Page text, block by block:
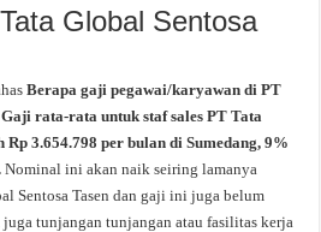
Global Sentosa
Berapa gaji pegawai/karyawan di PT
rata-rata untuk staf sales PT Tata
Rp 3.654.798 per bulan di Sumedang, 9%
Nominal ini akan naik seiring lamanya
Sentosa Tasen dan gaji ini juga belum
tunjangan tunjangan atau fasilitas kerja